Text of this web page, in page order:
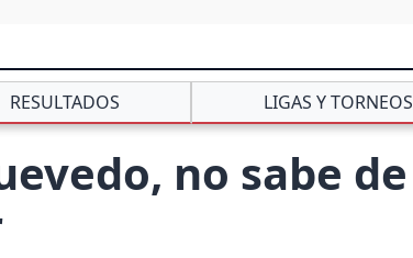
RESULTADOS LIGAS Y TORNEOS
no sabe de